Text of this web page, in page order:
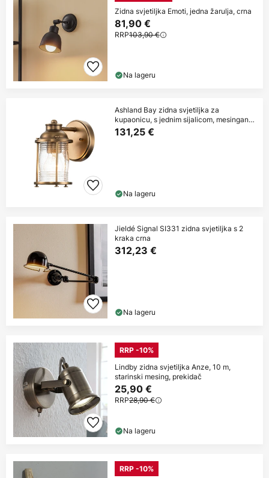
Zidna svjetiljka Emoti, jedna žarulja, crna
81,90 €
RRP103,90 €
Na lageru
Ashland Bay zidna svjetiljka za
kupaonicu, s jednim sijalicom, mesingana,
IP44
131,25 €
Na lageru
Jieldé Signal SI331 zidna svjetiljka s 2
kraka crna
312,23 €
Na lageru
RRP -10%
Lindby zidna svjetiljka Anze, 10 m,
starinski mesing, prekidač
25,90 €
RRP28,90 €
Na lageru
RRP -10%